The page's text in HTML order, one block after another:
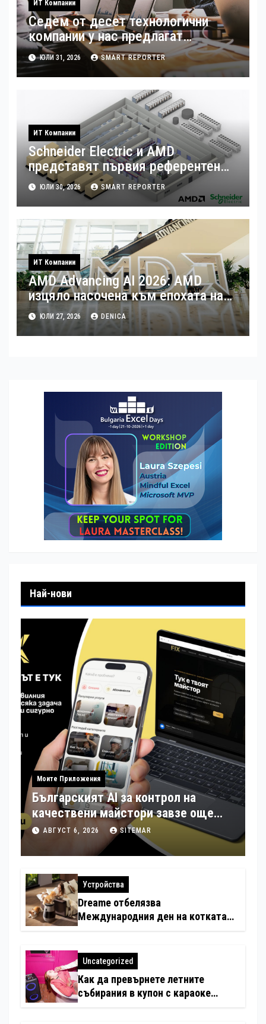
ИТ Компании
Седем от десет технологични
компании у нас предлагат
хибридна работа
ЮЛИ 31, 2026 SMART REPORTER
ИТ Компании
Schneider Electric и AMD
представят първия референтен
дизайн на платформата Helios за
ускорено изграждане на фабрики
за ИИ
ЮЛИ 30, 2026 SMART REPORTER
ИТ Компании
AMD Advancing AI 2026: AMD
изцяло насочена към епохата на
Агентния AI
ЮЛИ 27, 2026 DENICA
Най-нови
Моите Приложения
Българският AI за контрол на
качествени майстори завзе още
шест страни в Европа
АВГУСТ 6, 2026 SITEMAR
Устройства
Dreame отбелязва
Международния ден на котката
любимци
Uncategorized
Как да превърнете летните
събирания в купон с караоке